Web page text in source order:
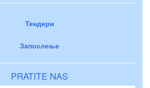
Тендери
Запослење
PRATITE NAS